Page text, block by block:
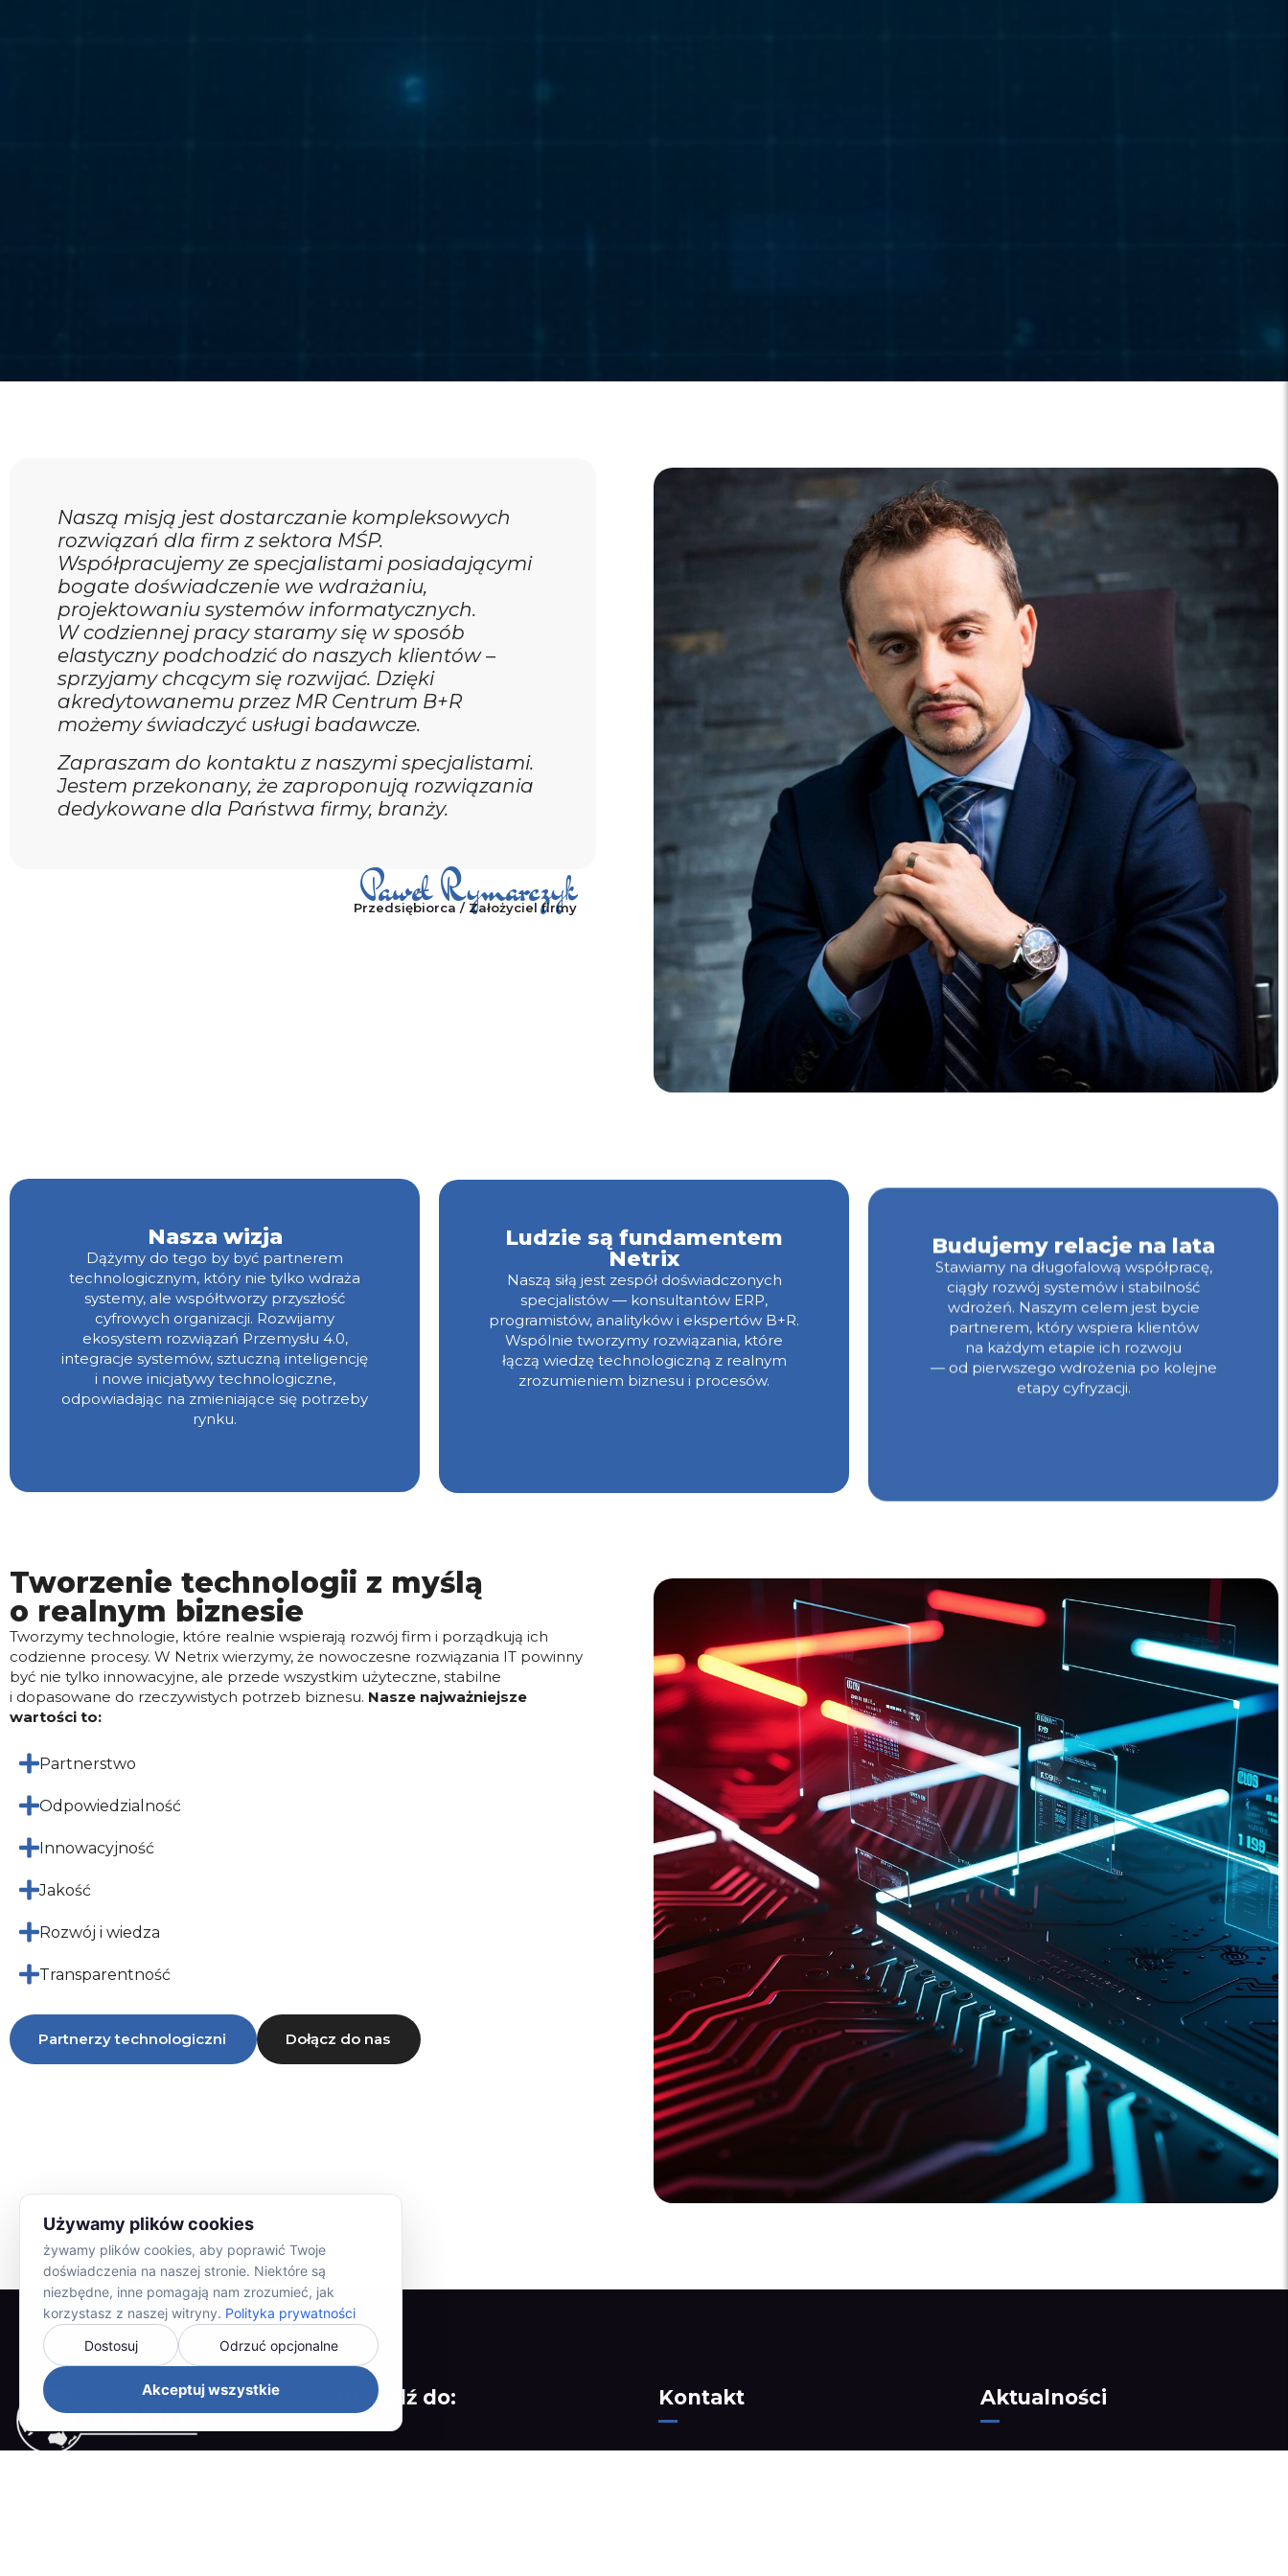
Naszą misją jest dostarczanie kompleksowych
rozwiązań dla firm z sektora MŚP.
Współpracujemy ze specjalistami posiadającymi
bogate doświadczenie we wdrażaniu,
projektowaniu systemów informatycznych.
W codziennej pracy staramy się w sposób
elastyczny podchodzić do naszych klientów –
sprzyjamy chcącym się rozwijać. Dzięki
akredytowanemu przez MR Centrum B+R
możemy świadczyć usługi badawcze.
Zapraszam do kontaktu z naszymi specjalistami.
Jestem przekonany, że zaproponują rozwiązania
dedykowane dla Państwa firmy, branży.
Paweł Rymarczyk
Przedsiębiorca / Założyciel firmy
Nasza wizja
Dążymy do tego by być partnerem
technologicznym, który nie tylko wdraża
systemy, ale współtworzy przyszłość
cyfrowych organizacji. Rozwijamy
ekosystem rozwiązań Przemysłu 4.0,
integracje systemów, sztuczną inteligencję
i nowe inicjatywy technologiczne,
odpowiadając na zmieniające się potrzeby
rynku.
Ludzie są fundamentem
Netrix
Naszą siłą jest zespół doświadczonych
specjalistów — konsultantów ERP,
programistów, analityków i ekspertów B+R.
Wspólnie tworzymy rozwiązania, które
łączą wiedzę technologiczną z realnym
zrozumieniem biznesu i procesów.
Budujemy relacje na lata
Stawiamy na długofalową współpracę,
ciągły rozwój systemów i stabilność
wdrożeń. Naszym celem jest bycie
partnerem, który wspiera klientów
na każdym etapie ich rozwoju
— od pierwszego wdrożenia po kolejne
etapy cyfryzacji.
Tworzenie technologii z myślą
o realnym biznesie
Tworzymy technologie, które realnie wspierają rozwój firm i porządkują ich
codzienne procesy. W Netrix wierzymy, że nowoczesne rozwiązania IT powinny
być nie tylko innowacyjne, ale przede wszystkim użyteczne, stabilne
i dopasowane do rzeczywistych potrzeb biznesu. Nasze najważniejsze
wartości to:
Partnerstwo
Odpowiedzialność
Innowacyjność
Jakość
Rozwój i wiedza
Transparentność
Partnerzy technologiczni Dołącz do nas
Przejdź do: Kontakt Aktualności
Używamy plików cookies
żywamy plików cookies, aby poprawić Twoje
doświadczenia na naszej stronie. Niektóre są
niezbędne, inne pomagają nam zrozumieć, jak
korzystasz z naszej witryny. Polityka prywatności
Dostosuj
Odrzuć opcjonalne
Akceptuj wszystkie